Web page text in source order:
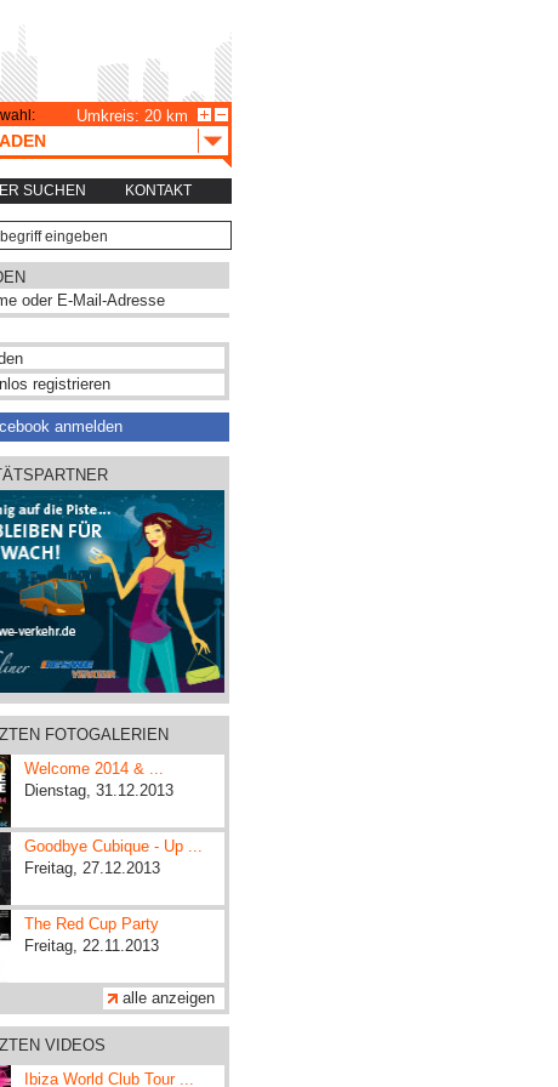
SUCHEN KONTAKT
Umkreis: 20 km
registrieren
anmelden
FOTOGALERIEN
Welcome 2014 & ...
Dienstag, 31.12.2013
Goodbye Cubique - Up ...
Freitag, 27.12.2013
The Red Cup Party
Freitag, 22.11.2013
alle anzeigen
VIDEOS
Ibiza World Club Tour ...